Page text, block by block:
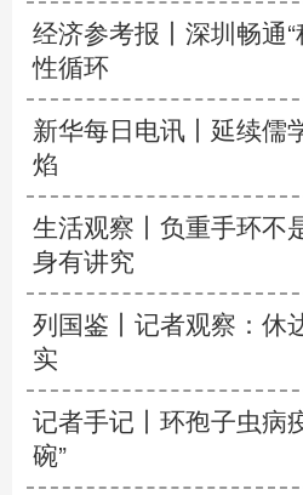
经济参考报丨 深圳畅通“
性循环
新华每日电讯丨 延续儒
焰
生活观察丨负重手环不
身有讲究
列国鉴丨记者观察：休
实
记者手记丨环孢子虫病
碗”